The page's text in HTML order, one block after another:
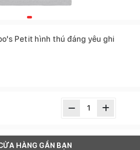
Petit hình thú đáng yêu ghi
HÀNG GẦN BẠN